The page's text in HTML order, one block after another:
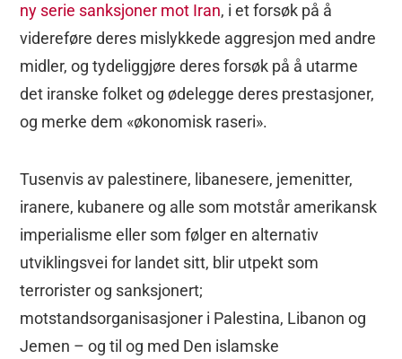
ny serie sanksjoner mot Iran, i et forsøk på å
videreføre deres mislykkede aggresjon med andre
midler, og tydeliggjøre deres forsøk på å utarme
det iranske folket og ødelegge deres prestasjoner,
og merke dem «økonomisk raseri».
Tusenvis av palestinere, libanesere, jemenitter,
iranere, kubanere og alle som motstår amerikansk
imperialisme eller som følger en alternativ
utviklingsvei for landet sitt, blir utpekt som
terrorister og sanksjonert;
motstandsorganisasjoner i Palestina, Libanon og
Jemen – og til og med Den islamske